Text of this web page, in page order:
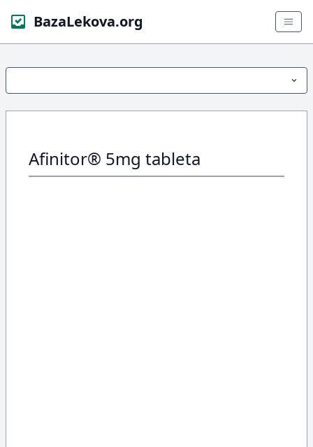
BazaLekova.org
Afinitor® 5mg tableta